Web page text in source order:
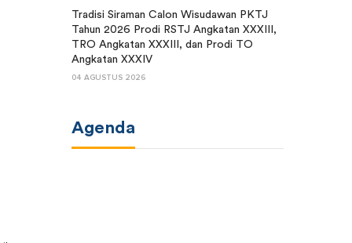
Tradisi Siraman Calon Wisudawan PKTJ
Tahun 2026 Prodi RSTJ Angkatan XXXIII,
TRO Angkatan XXXIII, dan Prodi TO
Angkatan XXXIV
04 AGUSTUS 2026
Agenda